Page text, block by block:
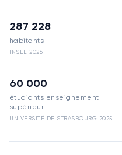
287 228
habitants
INSEE 2026
60 000
étudiants enseignement
supérieur
UNIVERSITÉ DE STRASBOURG 2025